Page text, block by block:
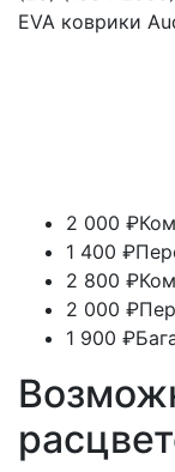
EVA коврики
2 000 ₽
1 400 ₽
2 800 ₽
2 000 ₽
1 900 ₽